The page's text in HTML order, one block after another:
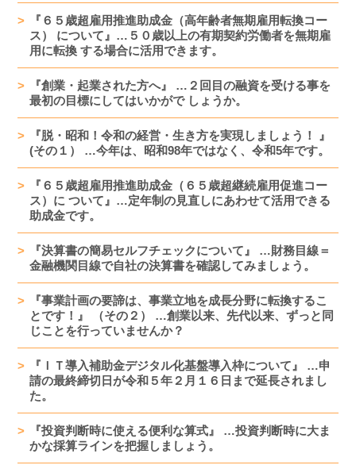
『６５歳超雇用推進助成金（高年齢者無期雇用転換コー
ス） について』…５０歳以上の有期契約労働者を無期雇
用に転換 する場合に活用できます。
『創業・起業された方へ』 …２回目の融資を受ける事を
最初の目標にしてはいかがで しょうか。
『脱・昭和！令和の経営・生き方を実現しましょう！ 』
(その１） …今年は、昭和98年ではなく、令和5年です。
『６５歳超雇用推進助成金（６５歳超継続雇用促進コー
ス）に ついて』…定年制の見直しにあわせて活用できる
助成金です。
『決算書の簡易セルフチェックについて』 …財務目線＝
金融機関目線で自社の決算書を確認してみましょう。
『事業計画の要諦は、事業立地を成長分野に転換するこ
とです！』 （その２） …創業以来、先代以来、ずっと同
じことを行っていませんか？
『ＩＴ導入補助金デジタル化基盤導入枠について』 …申
請の最終締切日が令和５年２月１６日まで延長されまし
た。
『投資判断時に使える便利な算式』 …投資判断時に大ま
かな採算ラインを把握しましょう。